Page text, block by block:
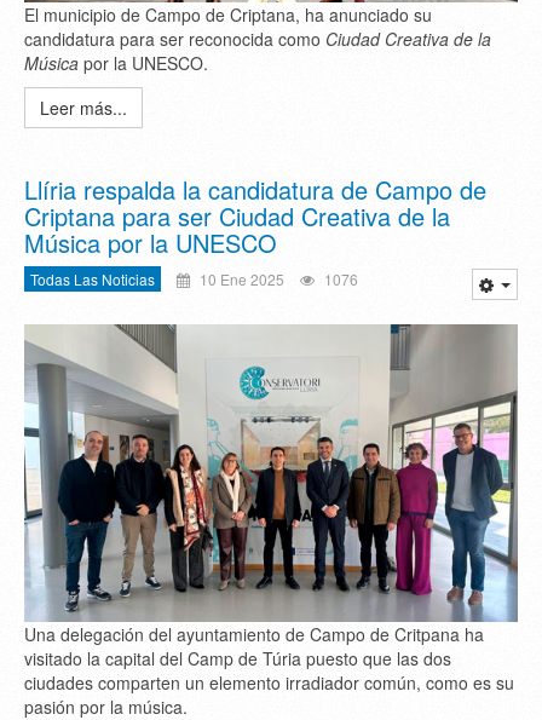
El municipio de Campo de Criptana, ha anunciado su
candidatura para ser reconocida como Ciudad Creativa de la
Música por la UNESCO.
Leer más...
Llíria respalda la candidatura de Campo de
Criptana para ser Ciudad Creativa de la
Música por la UNESCO
Todas Las Noticias 10 Ene 2025 1076
Una delegación del ayuntamiento de Campo de Critpana ha
visitado la capital del Camp de Túria puesto que las dos
ciudades comparten un elemento irradiador común, como es su
pasión por la música.